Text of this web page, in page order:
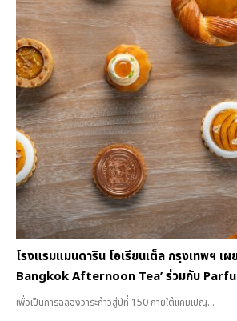
โรงแรมแมนดาริน โอเรียนเต็ล กรุงเทพฯ เ
Bangkok Afternoon Tea’ ร่วมกับ
เพื่อเป็นการฉลองวาระก้าวสู่ปีที่ 150 ภายใต้แคมเปญ...